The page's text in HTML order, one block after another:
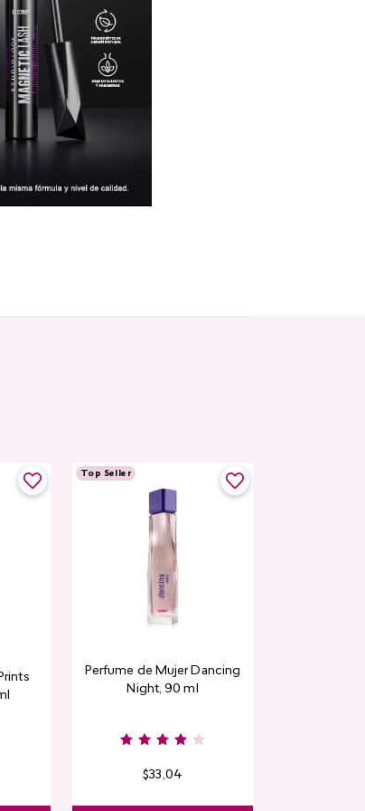
Top Seller
Perfume de Mujer Dancing
Night, 90 ml
$33 ,04